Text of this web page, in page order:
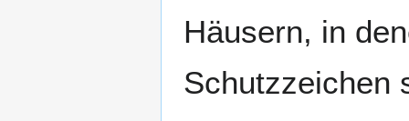
Häusern, in
Schutzzeichen